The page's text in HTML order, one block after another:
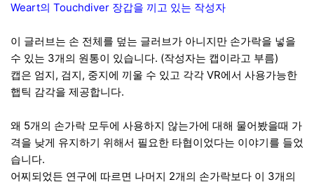
Weart의 Touchdiver 장갑을 끼고 있는 작성자
이 글러브는 손 전체를 덮는 글러브가 아니지만 손가락을 넣을
수 있는 3개의 원통이 있습니다. (작성자는 캡이라고 부름)
캡은 엄지, 검지, 중지에 끼울 수 있고 각각 VR에서 사용가능한
햅틱 감각을 제공합니다.
왜 5개의 손가락 모두에 사용하지 않는가에 대해 물어봤을때 가
격을 낮게 유지하기 위해서 필요한 타협이었다는 이야기를 들었
습니다.
어찌되었든 연구에 따르면 나머지 2개의 손가락보다 이 3개의